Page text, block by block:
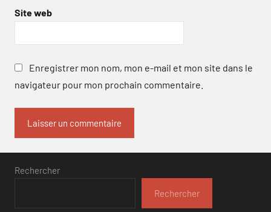
Site web
Enregistrer mon nom, mon e-mail et mon site dans le
navigateur pour mon prochain commentaire.
Rechercher
Rechercher